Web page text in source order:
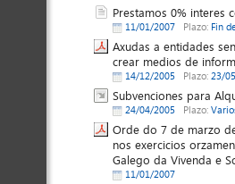
Prestamos 0% interes
11/01/2007 Plazo: Fin
Axudas a entidades
crear medios de
14/12/2005 Plazo: 23/
Subvenciones para
24/04/2005 Plazo:
Orde do 7 de marzo
nos exercicios
Galego da Vivenda e
11/01/2007